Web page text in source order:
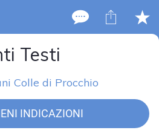
Testi
Colle di Procchio
INDICAZIONI